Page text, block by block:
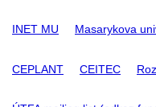
INET MU Masarykova
CEPLANT CEITEC